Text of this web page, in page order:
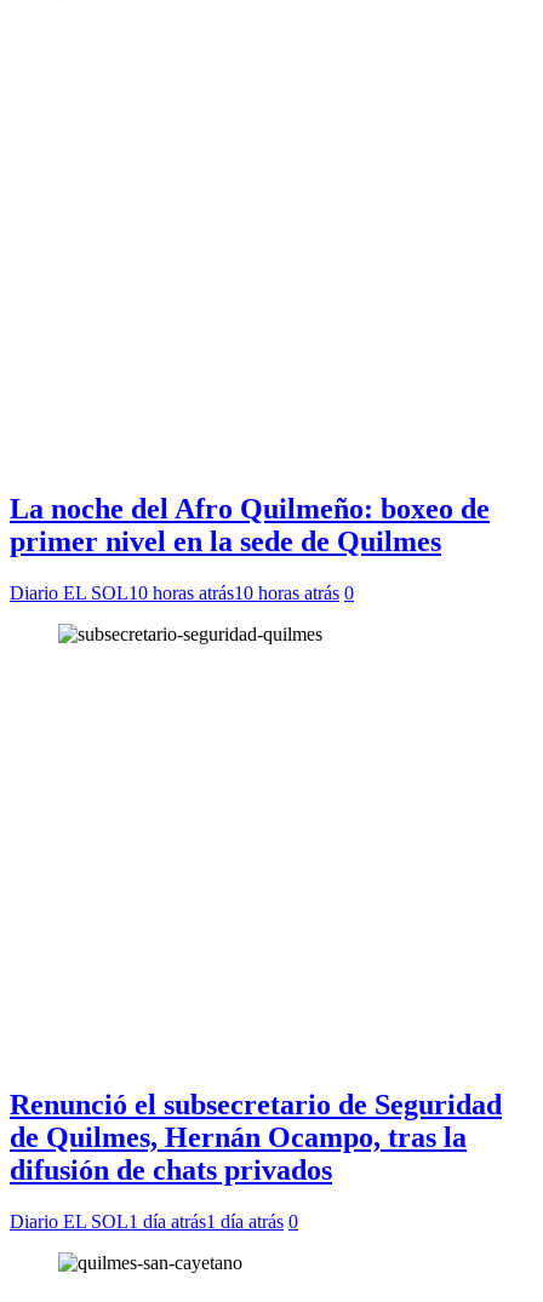
La noche del Afro Quilmeño: boxeo de
primer nivel en la sede de Quilmes
Diario EL SOL10 horas atrás10 horas atrás 0
Renunció el subsecretario de Seguridad
de Quilmes, Hernán Ocampo, tras la
difusión de chats privados
Diario EL SOL1 día atrás1 día atrás 0